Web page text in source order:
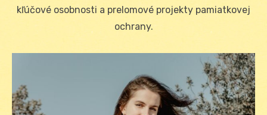
kľúčové osobnosti a prelomové projekty pamiatkovej
ochrany.